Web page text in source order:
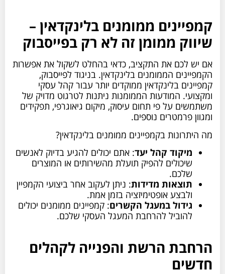
קמפיינים ממומנים בלינקדאין –
שיווק ממומן זה לא רק בפייסבוק
אם יש לכם את התקציב, כדאי בהחלט לשקול את אפשרות
הקמפיינים הממומנים בלינקדאין. בניגוד לפייסבוק,
קמפיינים בלינקדאין ממוקדים יותר עבור קהל עסקי
ומקצועי. המודעות הממומנות ניתנות לטרגוט מדויק של
משתמשים על פי תחום עיסוק, מיקום גיאוגרפי, תפקידים
ומגוון פרמטרים נוספים.
מה היתרונות בקמפיינים ממומנים בלינקדאין?
מיקוד קהל יעד: אתם יכולים להגיע בדיוק לאנשים
שיכולים להפיק תועלת מהשירותים או המוצרים
שלכם.
תוצאות מדידות: ניתן לעקוב אחר ביצועי הקמפיין
ולבצע אופטימיזציה בזמן אמת.
גידול במעגל הקשרים: קמפיינים ממומנים יכולים
להוביל להרחבת המעגל העסקי שלכם.
הרחבת הרשת והפנייה לקהלים
חדשים